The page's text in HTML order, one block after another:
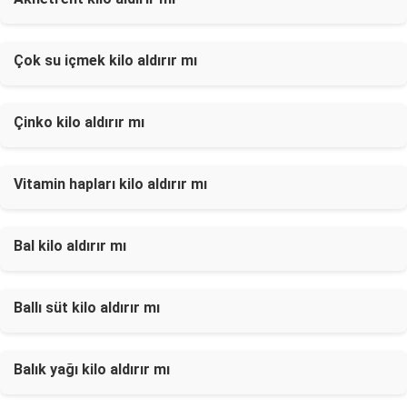
Çok su içmek kilo aldırır mı
Çinko kilo aldırır mı
Vitamin hapları kilo aldırır mı
Bal kilo aldırır mı
Ballı süt kilo aldırır mı
Balık yağı kilo aldırır mı